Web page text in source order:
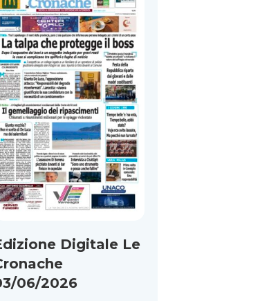
Digitale Le
06/2026